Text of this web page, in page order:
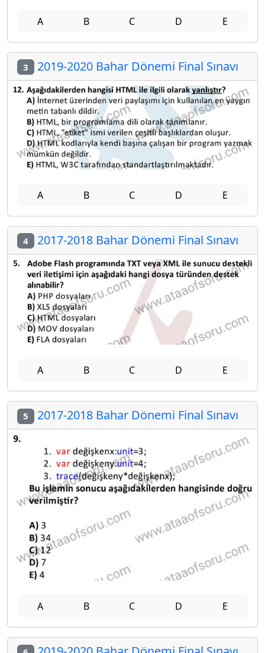
A B C D E
3 2019-2020 Bahar Dönemi Final Sınavı
A B C D E
4 2017-2018 Bahar Dönemi Final Sınavı
A B C D E
5 2017-2018 Bahar Dönemi Final Sınavı
A B C D E